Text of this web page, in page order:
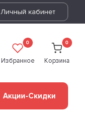
Личный кабинет
0
Избранное
0
Корзина
Акции-Скидки